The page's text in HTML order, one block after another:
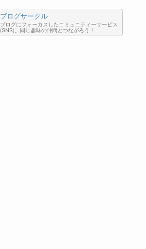
ブログサークル
ブログにフォーカスしたコミュニティーサービス
(SNS)。同じ趣味の仲間とつながろう！